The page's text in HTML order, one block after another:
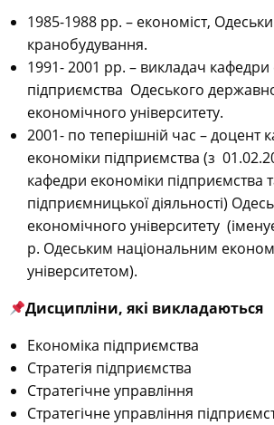
1985-1988 рр. – економіст,
кранобудування.
1991- 2001 рр. – викладач кафедри
підприємства Одеського
економічного університету.
2001- по теперішній час – доцент
економіки підприємства (з
кафедри економіки підприємства
підприємницької діяльності)
економічного університету
р. Одеським національним
університетом).
Дисципліни, які викладаються
Економіка підприємства
Стратегія підприємства
Стратегічне управління
Стратегічне управління